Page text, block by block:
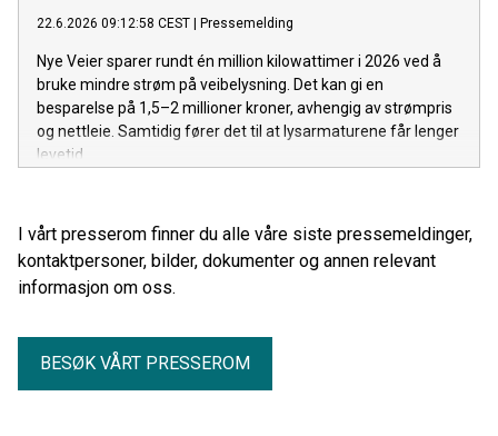
22.6.2026 09:12:58 CEST Pressemelding
Nye Veier sparer rundt én million kilowattimer i 2026 ved å
bruke mindre strøm på veibelysning. Det kan gi en
besparelse på 1,5–2 millioner kroner, avhengig av strømpris
og nettleie. Samtidig fører det til at lysarmaturene får lenger
levetid.
I vårt presserom finner du alle våre siste pressemeldinger,
kontaktpersoner, bilder, dokumenter og annen relevant
informasjon om oss.
BESØK VÅRT PRESSEROM